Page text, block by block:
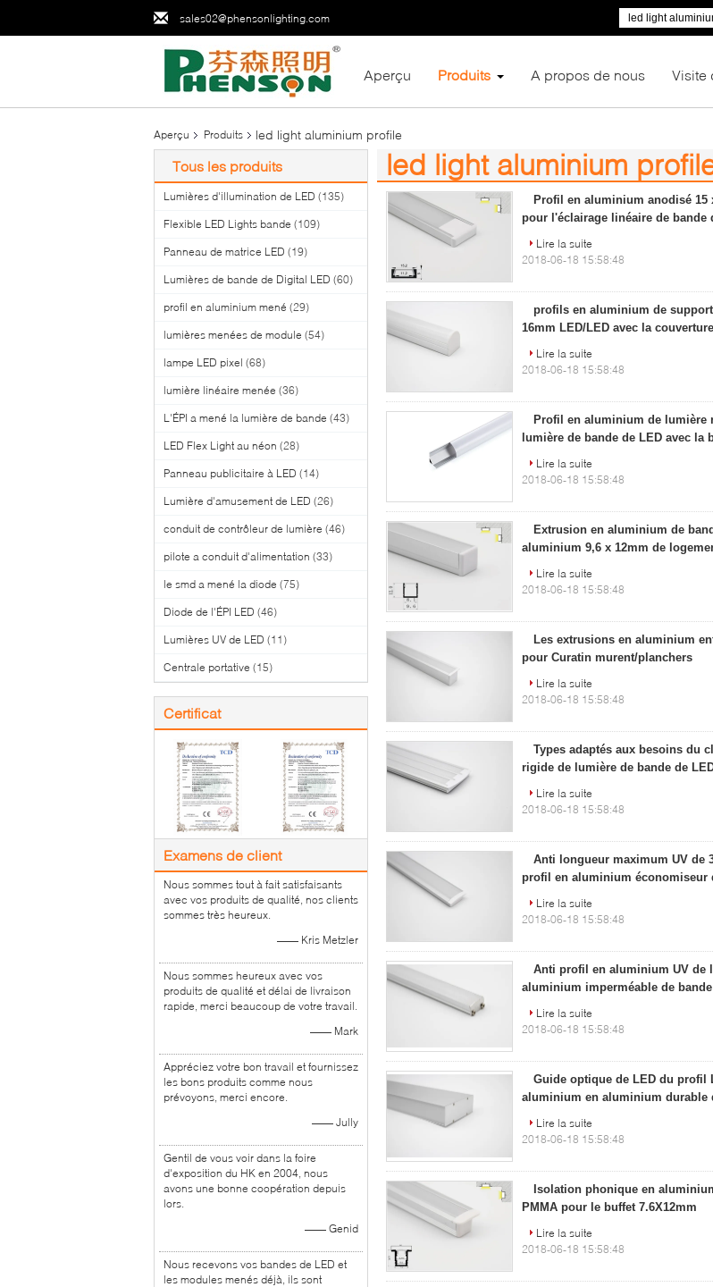
sales02@phensonlighting.com
Aperçu Produits A propos de nous Visite
Aperçu Produits led light aluminium profile
Tous les produits
Lumières d'illumination de LED (135)
Flexible LED Lights bande (109)
Panneau de matrice LED (19)
Lumières de bande de Digital LED (60)
profil en aluminium mené (29)
lumières menées de module (54)
lampe LED pixel (68)
lumière linéaire menée (36)
L'ÉPI a mené la lumière de bande (43)
LED Flex Light au néon (28)
Panneau publicitaire à LED (14)
Lumière d'amusement de LED (26)
conduit de contrôleur de lumière (46)
pilote a conduit d'alimentation (33)
le smd a mené la diode (75)
Diode de l'ÉPI LED (46)
Lumières UV de LED (11)
Centrale portative (15)
Certificat
Examens de client
Nous sommes tout à fait satisfaisants
avec vos produits de qualité, nos clients
sommes très heureux.
—— Kris Metzler
Nous sommes heureux avec vos
produits de qualité et délai de livraison
rapide, merci beaucoup de votre travail.
—— Mark
Appréciez votre bon travail et fournissez
les bons produits comme nous
prévoyons, merci encore.
—— Jully
Gentil de vous voir dans la foire
d'exposition du HK en 2004, nous
avons une bonne coopération depuis
lors.
—— Genid
Nous recevons vos bandes de LED et
les modules menés déjà, ils sont
led light aluminium
(35)
Profil en aluminium anodisé 15
pour l'éclairage linéaire de bande
Lire la suite
2018-06-18 15:58:48
profils en aluminium de
16mm LED/LED avec la
Lire la suite
2018-06-18 15:58:48
Profil en aluminium de lumière
lumière de bande de LED avec la
Lire la suite
2018-06-18 15:58:48
Extrusion en aluminium de
aluminium 9,6 x 12mm de
Lire la suite
2018-06-18 15:58:48
Les extrusions en aluminium
pour Curatin murent/planchers
Lire la suite
2018-06-18 15:58:48
Types adaptés aux besoins du
rigide de lumière de bande de
Lire la suite
2018-06-18 15:58:48
Anti longueur maximum UV de
profil en aluminium économiseur
Lire la suite
2018-06-18 15:58:48
Anti profil en aluminium UV de
aluminium imperméable de bande
Lire la suite
2018-06-18 15:58:48
Guide optique de LED du profil
aluminium en aluminium durable
Lire la suite
2018-06-18 15:58:48
Isolation phonique en
PMMA pour le buffet 7.6X12mm
Lire la suite
2018-06-18 15:58:48